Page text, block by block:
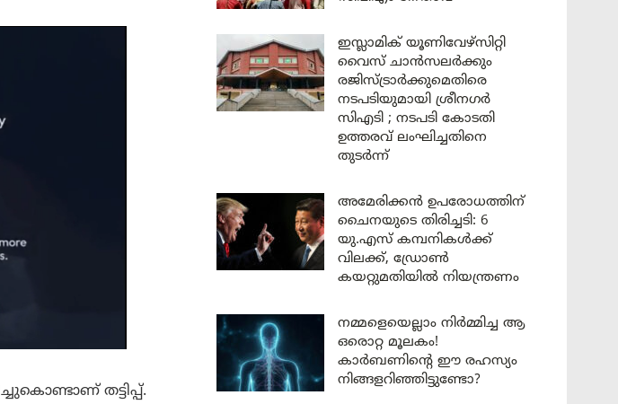
തട്ടിപ്പ്.
ഇസ്ലാമിക് യൂണിവേഴ്സിറ്റി
വൈസ് ചാൻസലർക്കും
രജിസ്ട്രാർക്കുമെതിരെ
നടപടിയുമായി ശ്രീനഗർ
സിഎടി ; നടപടി കോടതി
ഉത്തരവ് ലംഘിച്ചതിനെ
തുടർന്ന്
അമേരിക്കൻ ഉപരോധത്തിന്
ചൈനയുടെ തിരിച്ചടി: 6
യു.എസ് കമ്പനികൾക്ക്
വിലക്ക്, ഡ്രോൺ
കയറ്റുമതിയിൽ നിയന്ത്രണം
നമ്മളെയെല്ലാം നിർമ്മിച്ച ആ
ഒരൊറ്റ മൂലകം!
കാർബണിന്റെ ഈ രഹസ്യം
നിങ്ങളറിഞ്ഞിട്ടുണ്ടോ?